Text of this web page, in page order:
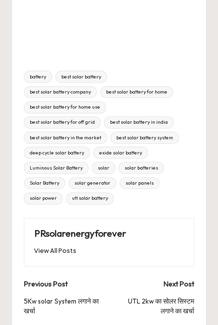
Tags:
battery best solar battery
best solar battery company best solar battery for home
best solar battery for home use
best solar battery for off grid best solar battery in india
best solar battery in the market best solar battery system
deep cycle solar battery exide solar battery
Luminous Solar Battery solar solar batteries
Solar Battery solar generator solar panels
solar power utl solar battery
PRsolarenergyforever
View All Posts
Post
navigation
Previous Post
5Kw solar System लगाने का
खर्चा
Next Post
UTL 2kw का सोलर सिस्टम
लगाने का खर्चा